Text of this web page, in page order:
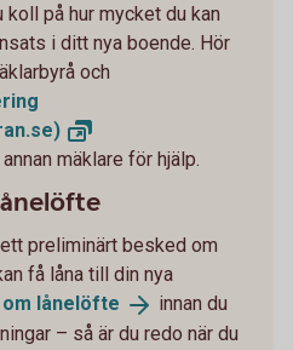
koll på hur mycket du kan
i ditt nya boende. Hör
och
mäklare för hjälp.
preliminärt besked om
få låna till din nya
lånelöfte
innan du
– så är du redo när du